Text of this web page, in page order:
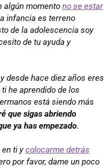
algún momentono se estar
infancia es terreno
de la adolescencia soy
de tu ayuda y
y desde hace diez años eres
he aprendido de los
está siendo más
que sigas abriendo
ya has empezado.
en ti ycolocarme detrás
por favor, dame un poco